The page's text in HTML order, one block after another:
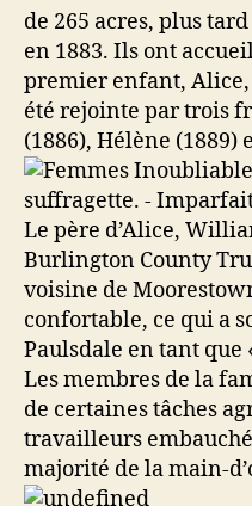
de 265 acres, plus
en 1883. Ils ont
premier enfant, Alice,
été rejointe par trois
(1886), Hélène (1889)
Le père d’Alice,
Burlington County
voisine de
confortable, ce qui a
Paulsdale en tant
Les membres de la
de certaines tâches
travailleurs
majorité de la main-